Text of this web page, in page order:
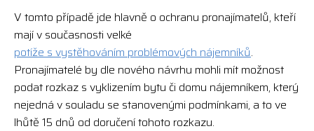
V tomto případě jde hlavně o ochranu pronajímatelů, kteří
mají v současnosti velké
potíže s vystěhováním problémových nájemníků.
Pronajímatelé by dle nového návrhu mohli mít možnost
podat rozkaz s vyklizením bytu či domu nájemníkem, který
nejedná v souladu se stanovenými podmínkami, a to ve
lhůtě 15 dnů od doručení tohoto rozkazu.